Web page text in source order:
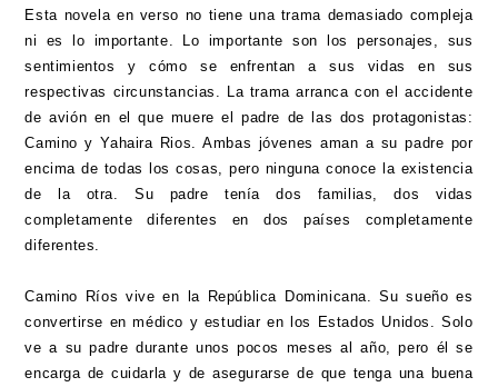
Esta novela en verso no tiene una trama demasiado compleja
ni es lo importante. Lo importante son los personajes, sus
sentimientos y cómo se enfrentan a sus vidas en sus
respectivas circunstancias. La trama arranca con el accidente
de avión en el que muere el padre de las dos protagonistas:
Camino y Yahaira Rios. Ambas jóvenes aman a su padre por
encima de todas los cosas, pero ninguna conoce la existencia
de la otra. Su padre tenía dos familias, dos vidas
completamente diferentes en dos países completamente
diferentes.
Camino Ríos vive en la República Dominicana. Su sueño es
convertirse en médico y estudiar en los Estados Unidos. Solo
ve a su padre durante unos pocos meses al año, pero él se
encarga de cuidarla y de asegurarse de que tenga una buena